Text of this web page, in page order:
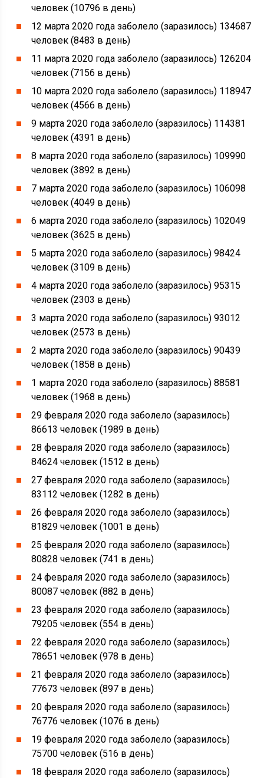
человек (10796 в день)
12 марта 2020 года заболело (заразилось) 134687
человек (8483 в день)
11 марта 2020 года заболело (заразилось) 126204
человек (7156 в день)
10 марта 2020 года заболело (заразилось) 118947
человек (4566 в день)
9 марта 2020 года заболело (заразилось) 114381
человек (4391 в день)
8 марта 2020 года заболело (заразилось) 109990
человек (3892 в день)
7 марта 2020 года заболело (заразилось) 106098
человек (4049 в день)
6 марта 2020 года заболело (заразилось) 102049
человек (3625 в день)
5 марта 2020 года заболело (заразилось) 98424
человек (3109 в день)
4 марта 2020 года заболело (заразилось) 95315
человек (2303 в день)
3 марта 2020 года заболело (заразилось) 93012
человек (2573 в день)
2 марта 2020 года заболело (заразилось) 90439
человек (1858 в день)
1 марта 2020 года заболело (заразилось) 88581
человек (1968 в день)
29 февраля 2020 года заболело (заразилось)
86613 человек (1989 в день)
28 февраля 2020 года заболело (заразилось)
84624 человек (1512 в день)
27 февраля 2020 года заболело (заразилось)
83112 человек (1282 в день)
26 февраля 2020 года заболело (заразилось)
81829 человек (1001 в день)
25 февраля 2020 года заболело (заразилось)
80828 человек (741 в день)
24 февраля 2020 года заболело (заразилось)
80087 человек (882 в день)
23 февраля 2020 года заболело (заразилось)
79205 человек (554 в день)
22 февраля 2020 года заболело (заразилось)
78651 человек (978 в день)
21 февраля 2020 года заболело (заразилось)
77673 человек (897 в день)
20 февраля 2020 года заболело (заразилось)
76776 человек (1076 в день)
19 февраля 2020 года заболело (заразилось)
75700 человек (516 в день)
18 февраля 2020 года заболело (заразилось)